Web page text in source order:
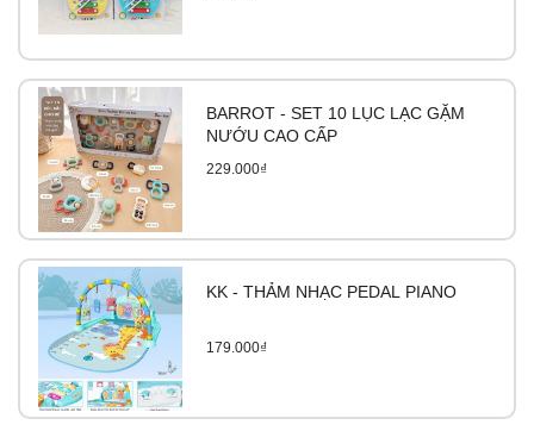
BARROT - SET 10 LỤC LẠC GẶM
NƯỚU CAO CẤP
229.000₫
KK - THẢM NHẠC PEDAL PIANO
179.000₫